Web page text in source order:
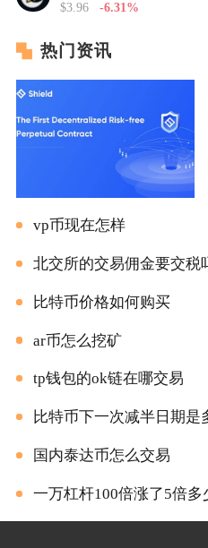
$3.96 -6.31%
热门资讯
vp币现在怎样
北交所的交易佣金要交税
比特币价格如何购买
ar币怎么挖矿
tp钱包的ok链在哪交易
比特币下一次减半日期是
国内泰达币怎么交易
一万杠杆100倍涨了5倍多